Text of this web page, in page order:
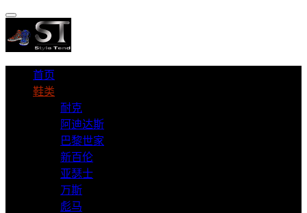
首页
鞋类
耐克
阿迪达斯
巴黎世家
新百伦
亚瑟士
万斯
彪马